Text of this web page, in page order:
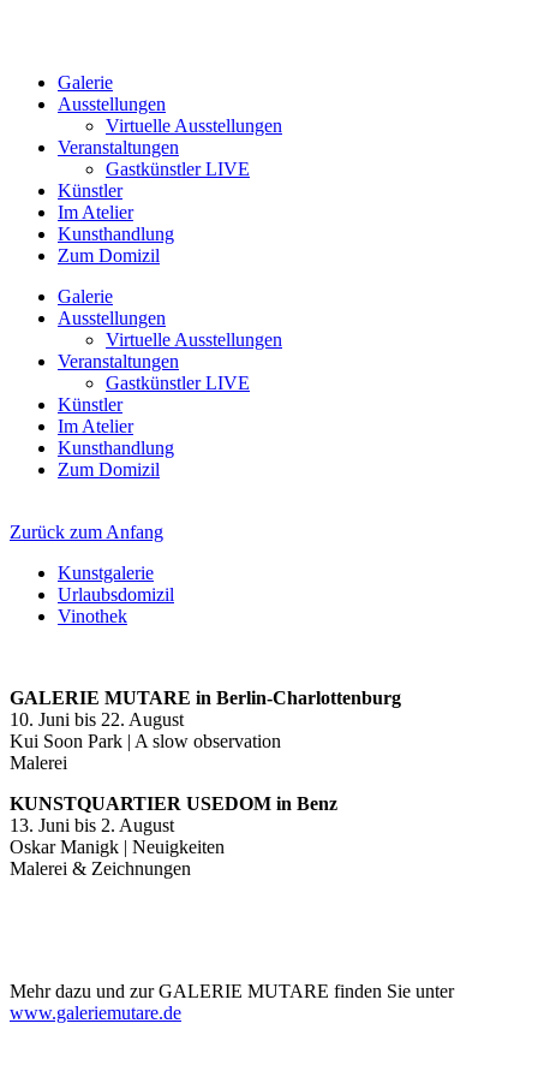
Galerie
Ausstellungen
Virtuelle Ausstellungen
Veranstaltungen
Gastkünstler LIVE
Künstler
Im Atelier
Kunsthandlung
Zum Domizil
Galerie
Ausstellungen
Virtuelle Ausstellungen
Veranstaltungen
Gastkünstler LIVE
Künstler
Im Atelier
Kunsthandlung
Zum Domizil
Zurück zum Anfang
Kunstgalerie
Urlaubsdomizil
Vinothek
GALERIE MUTARE in Berlin-Charlottenburg
10. Juni bis 22. August
Kui Soon Park | A slow observation
Malerei
KUNSTQUARTIER USEDOM in Benz
13. Juni bis 2. August
Oskar Manigk | Neuigkeiten
Malerei & Zeichnungen
Mehr dazu und zur GALERIE MUTARE finden Sie unter
www.galeriemutare.de